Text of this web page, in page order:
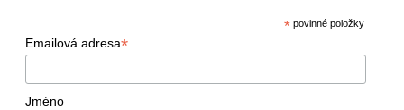
* povinné položky
Emailová adresa*
Jméno